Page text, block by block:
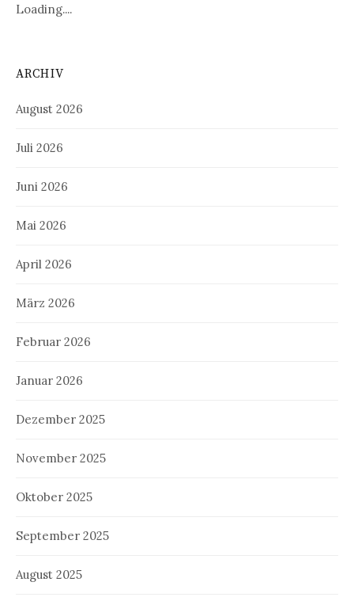
Loading....
ARCHIV
August 2026
Juli 2026
Juni 2026
Mai 2026
April 2026
März 2026
Februar 2026
Januar 2026
Dezember 2025
November 2025
Oktober 2025
September 2025
August 2025